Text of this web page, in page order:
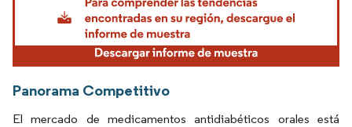
Panorama Competitivo
El mercado de medicamentos antidiabéticos orales está